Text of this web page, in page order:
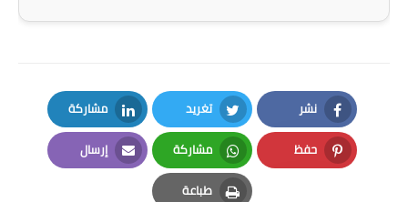
نشر
Facebook
تغريد
Twitter
مشاركة
LinkedIn
حفظ
Pinterest
مشاركة
Whatsapp
إرسال
Email
طباعة